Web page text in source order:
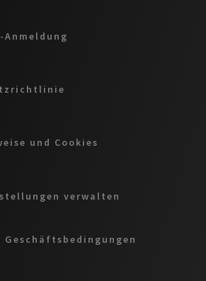
und Cookies
verwalten
Geschäftsbedingungen